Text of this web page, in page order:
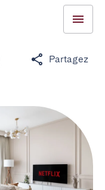
Partagez